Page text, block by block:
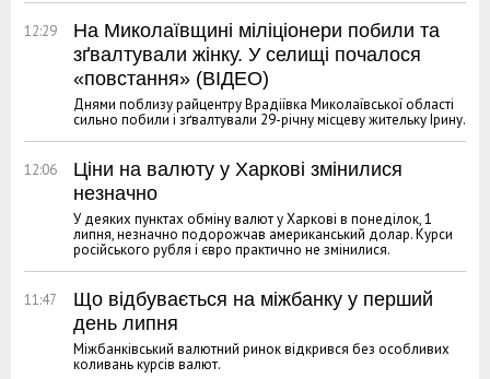
12:29
На Миколаївщині міліціонери побили та
зґвалтували жінку. У селищі почалося
«повстання» (ВІДЕО)
Днями поблизу райцентру Врадіївка Миколаївської області
сильно побили і зґвалтували 29-річну місцеву жительку Ірину.
12:06
Ціни на валюту у Харкові змінилися
незначно
У деяких пунктах обміну валют у Харкові в понеділок, 1
липня, незначно подорожчав американський долар. Курси
російського рубля і євро практично не змінилися.
11:47
Що відбувається на міжбанку у перший
день липня
Міжбанківський валютний ринок відкрився без особливих
коливань курсів валют.